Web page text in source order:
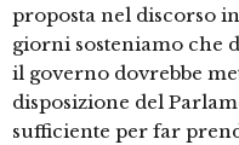
proposta nel discorso
giorni sosteniamo che
il governo dovrebbe
disposizione del
sufficiente per far